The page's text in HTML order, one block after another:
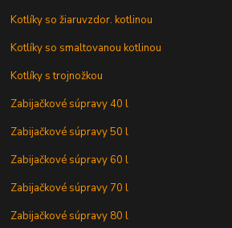
Kotlíky so žiaruvzdor. kotlinou
Kotlíky so smaltovanou kotlinou
Kotlíky s trojnožkou
Zabijačkové súpravy 40 l
Zabijačkové súpravy 50 l
Zabijačkové súpravy 60 l
Zabijačkové súpravy 70 l
Zabijačkové súpravy 80 l